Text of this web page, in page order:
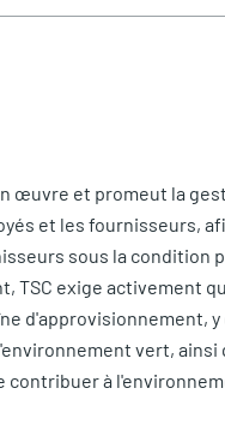
œuvre et promeut la
et les fournisseurs,
sous la condition
TSC exige activement
d'approvisionnement,
vert,
à